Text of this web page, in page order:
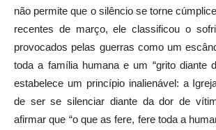
não permite que o silêncio se torne
recentes de março, ele classificou o
provocados pelas guerras como um
toda a família humana e um “grito diante
estabelece um princípio inalienável: a
de ser se silenciar diante da dor de
afirmar que “o que as fere, fere toda a